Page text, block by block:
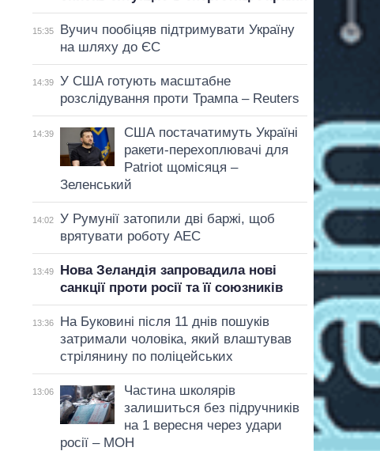
15:35
Вучич пообіцяв підтримувати Україну
на шляху до ЄС
14:39
У США готують масштабне
розслідування проти Трампа – Reuters
14:39
США постачатимуть Україні
ракети-перехоплювачі для
Patriot щомісяця –
Зеленський
14:02
У Румунії затопили дві баржі, щоб
врятувати роботу АЕС
13:49
Нова Зеландія запровадила нові
санкції проти росії та її союзників
13:36
На Буковині після 11 днів пошуків
затримали чоловіка, який влаштував
стрілянину по поліцейських
13:06
Частина школярів
залишиться без підручників
на 1 вересня через удари
росії – МОН